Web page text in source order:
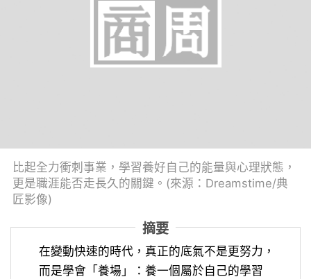
比起全力衝刺事業，學習養好自己的能量與心理狀態，
更是職涯能否走長久的關鍵。(來源：Dreamstime/典
匠影像)
摘要
在變動快速的時代，真正的底氣不是更努力，
而是學會「養場」：養一個屬於自己的學習